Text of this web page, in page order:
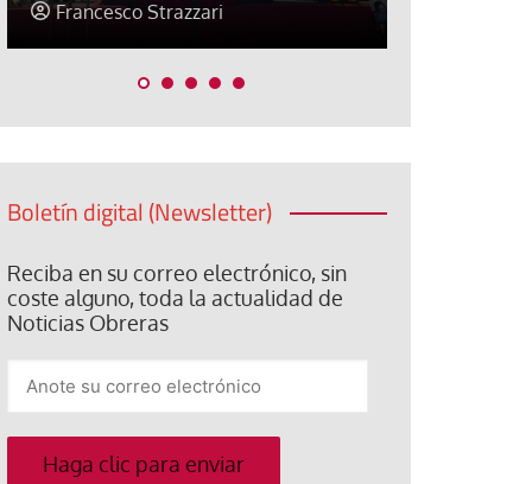
Jose Luis Palacios
Boletín digital (Newsletter)
Reciba en su correo electrónico, sin
coste alguno, toda la actualidad de
Noticias Obreras
su
correo
electrónico
Haga clic para enviar